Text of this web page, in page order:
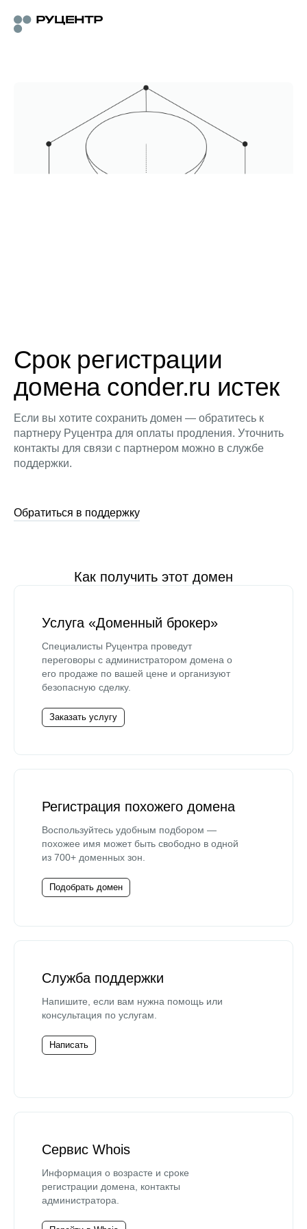
Срок регистрации
домена conder.ru истек
Если вы хотите сохранить домен — обратитесь к
партнеру Руцентра для оплаты продления. Уточнить
контакты для связи с партнером можно в службе
поддержки.
Обратиться в поддержку
Как получить этот домен
Услуга «Доменный брокер»
Специалисты Руцентра проведут
переговоры с администратором домена о
его продаже по вашей цене и организуют
безопасную сделку.
Заказать услугу
Регистрация похожего домена
Воспользуйтесь удобным подбором —
похожее имя может быть свободно в одной
из 700+ доменных зон.
Подобрать домен
Служба поддержки
Напишите, если вам нужна помощь или
консультация по услугам.
Написать
Сервис Whois
Информация о возрасте и сроке
регистрации домена, контакты
администратора.